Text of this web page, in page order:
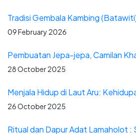
Tradisi Gembala Kambing
09 February 2026
Pembuatan Jepa-jepa, Camilan
28 October 2025
26 October 2025